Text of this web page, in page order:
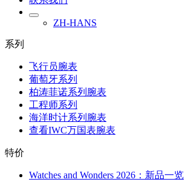
ZH-HANS
系列
飞行员腕表
葡萄牙系列
柏涛菲诺系列腕表
工程师系列
海洋时计系列腕表
查看IWC万国表腕表
特价
Watches and Wonders 2026：新品一览